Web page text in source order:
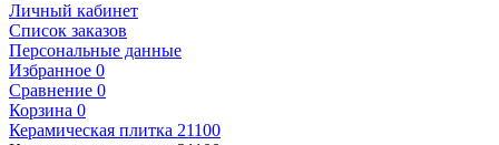
Личный кабинет
Список заказов
Персональные данные
Избранное 0
Сравнение 0
Корзина 0
Керамическая плитка 21100